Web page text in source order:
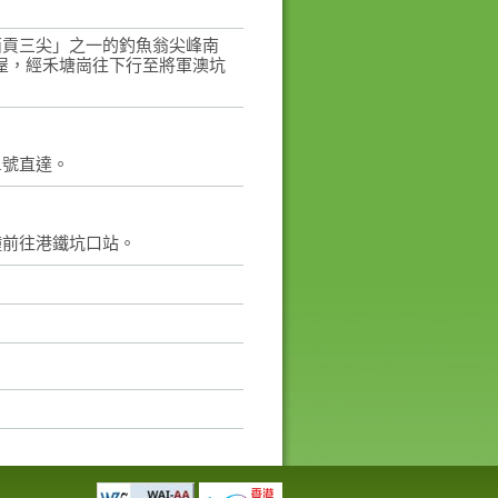
三尖」之一的釣魚翁尖峰南
，經禾塘崗往下行至將軍澳坑
直達。
往港鐵坑口站。